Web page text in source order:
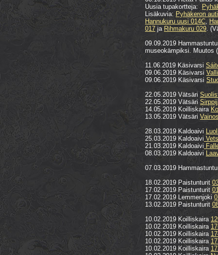
Uusia tupakortteja:
Lisäkuvia: Pyhäkeron
Hannukuru uusi 014C,
017ja Rihmakuru 029.
09.09.2019
museokämpiksi. Muutos
11.06.2019 Käsivarsi
09.06.2019 Käsivarsi
09.06.2019 Käsivarsi
22.05.2019 Vätsäri
22.05.2019 Vätsäri
14.05.2019 Koilliskaira
13.05.2019 Vätsäri
28.03.2019 Kaldoaivi
25.03.2019 Kaldoaivi
21.03.2019 Kaldoaivi
08.03.2019 Kaldoaivi
07.03.2019
18.02.2019 Paistunturit
17.02.2019 Paistunturit
17.02.2019 Lemmenjoki
13.02.2019 Paistunturit
10.02.2019 Koilliskaira
10.02.2019 Koilliskaira
10.02.2019 Koilliskaira
10.02.2019 Koilliskaira
10.02.2019 Koilliskaira